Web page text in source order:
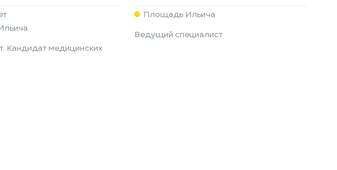
Кандидат медицинских
Площадь Ильича
Ведущий специалист